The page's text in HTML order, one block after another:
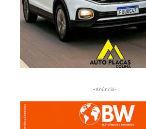
-Anúncio-